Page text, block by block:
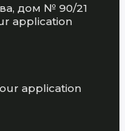
дом № 90/21
application
application